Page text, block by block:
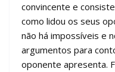
convincente e
como lidou os seus
não há impossíveis e
argumentos para
oponente apresenta.